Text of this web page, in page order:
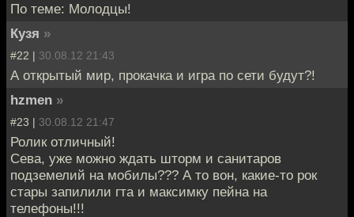
По теме: Молодцы!
Кузя »
#22 | 30.08.12 21:43
А открытый мир, прокачка и игра по сети будут?!
hzmen »
#23 | 30.08.12 21:47
Ролик отличный!
Сева, уже можно ждать шторм и санитаров
подземелий на мобилы??? А то вон, какие-то рок
стары запилили гта и максимку пейна на
телефоны!!!